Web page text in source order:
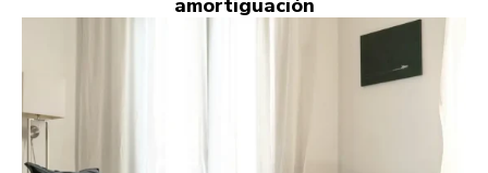
amortiguación